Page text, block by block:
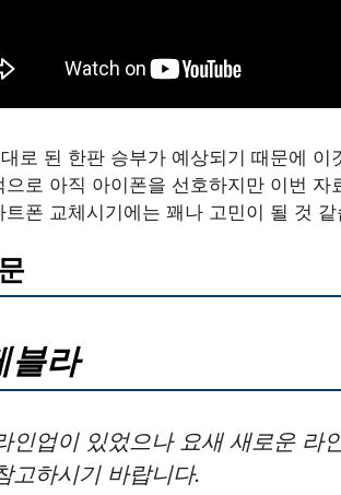
로 된 한판 승부가 예상되기 때문에
로 아직 아이폰을 선호하지만 이번
폰 교체시기에는 꽤나 고민이 될 것 같
블라
인업이 있었으나 요새 새로운 라
고하시기 바랍니다.